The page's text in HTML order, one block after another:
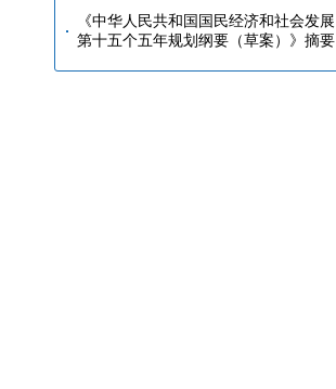
《中华人民共和国国民经济和社会发展
第十五个五年规划纲要（草案）》摘要